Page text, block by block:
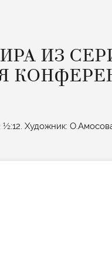
ИЗ
½:12. Художник: